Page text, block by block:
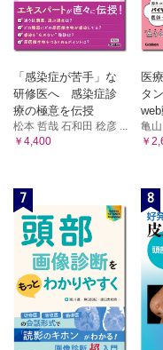
「感染症が苦手」な
研修医へ 感染症診
療の極意を伝授
松本 哲哉 石和田 稔彦 ...
￥4,400
医
タ
亀
￥
7 8